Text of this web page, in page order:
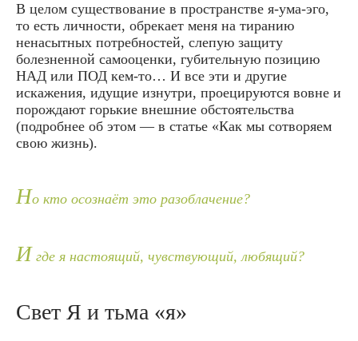
В целом существование в пространстве я-ума-эго,
то есть личности, обрекает меня на тиранию
ненасытных потребностей, слепую защиту
болезненной самооценки, губительную позицию
НАД или ПОД кем-то… И все эти и другие
искажения, идущие изнутри, проецируются вовне и
порождают горькие внешние обстоятельства
(подробнее об этом — в статье «Как мы сотворяем
свою жизнь).
Но кто осознаёт это разоблачение?
И где я настоящий, чувствующий, любящий?
Свет Я и тьма «я»